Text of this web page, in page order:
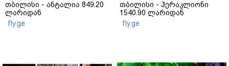
თბილისი - ანტალია 849.20
ლარიდან
fly.ge
თბილისი - ჰერაკლიონი
1540.90 ლარიდან
fly.ge